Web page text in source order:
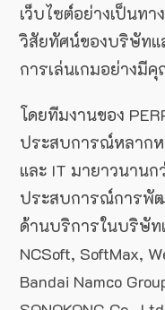
เว็บไซต์อย่างเป็นทา
วิสัยทัศน์ของบริษัท
การเล่นเกมอย่างมี
โดยทีมงานของ
ประสบการณ์หลากห
และ IT มายาวนาน
ประสบการณ์การพัฒ
ด้านบริการในบริษัท
NCSoft, SoftMax,
Bandai Namco